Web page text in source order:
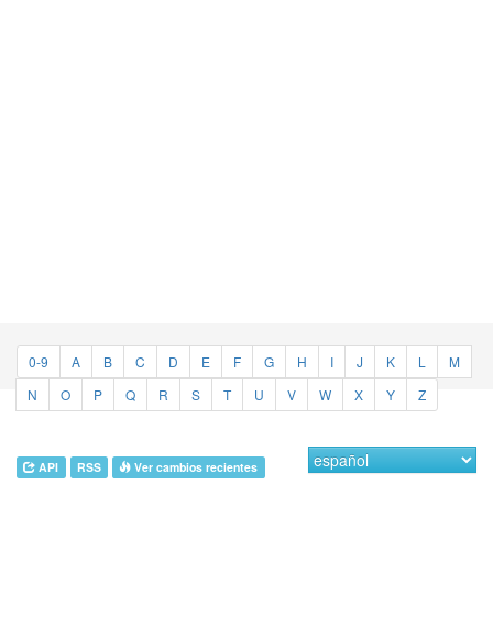
0-9 A B C D E F G H I J K L
M
N
O P Q R S T U V W X Y Z
API RSS Ver cambios recientes